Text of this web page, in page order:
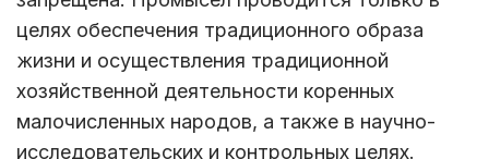
целях обеспечения традиционного образа
жизни и осуществления традиционной
хозяйственной деятельности коренных
малочисленных народов, а также в научно-
исследовательских и контрольных целях.